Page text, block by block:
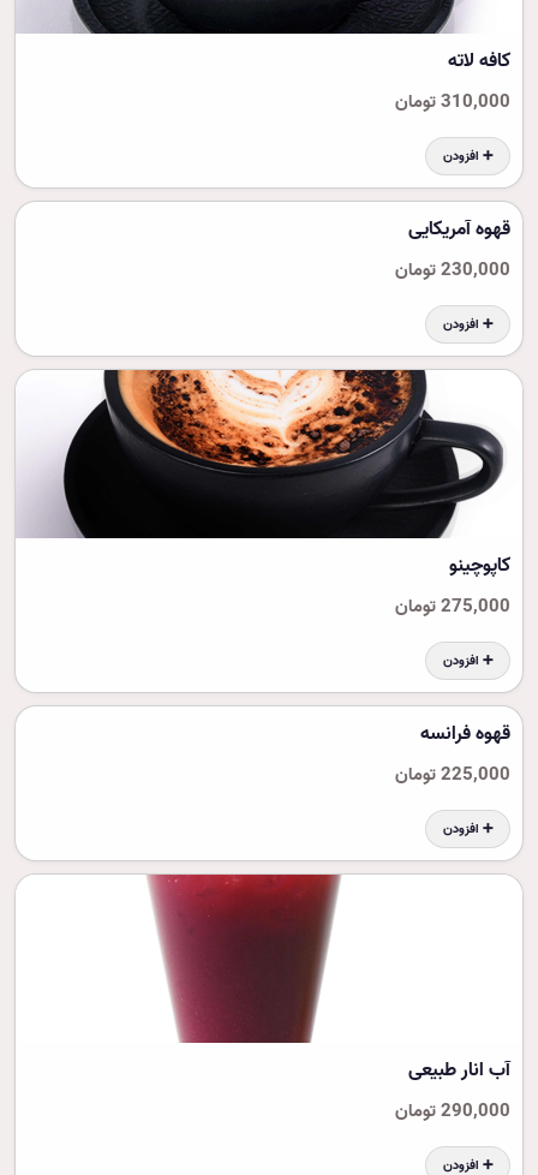
کافه لاته
310,000 تومان
➕ افزودن
قهوه آمریکایی
230,000 تومان
➕ افزودن
کاپوچینو
275,000 تومان
➕ افزودن
قهوه فرانسه
225,000 تومان
➕ افزودن
آب انار طبیعی
290,000 تومان
➕ افزودن